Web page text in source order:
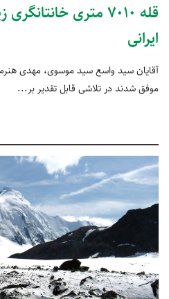
قله 7010 متری
ایرانی
آقایان سید واسع سید موسوی، مهدی
موفق شدند در تلاشی قابل تقدیر بر...